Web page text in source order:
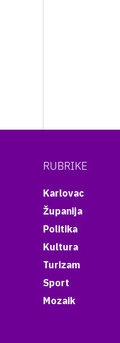
RUBRIKE
Karlovac
Županija
Politika
Kultura
Turizam
Sport
Mozaik